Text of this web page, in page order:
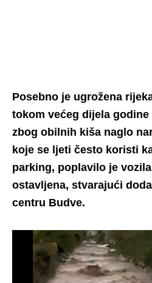
Posebno je ugrožena
tokom većeg dijela
zbog obilnih kiša naglo
koje se ljeti često koristi
parking, poplavilo je
ostavljena, stvarajući
centru Budve.